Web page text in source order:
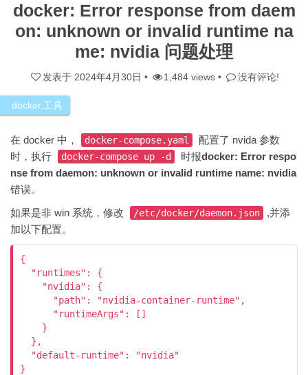
docker: Error response from daem
on: unknown or invalid runtime na
me: nvidia 问题处理
发表于 2024年4月30日 • 1,484 views • 没有评论!
docker, 工具
在 docker 中， docker-compose.yaml
配置了 nvida 参数
时，执行
docker-compose up -d 时报docker: Error respo
nse from daemon: unknown or invalid runtime name: nvidia
错误。
如果是非 win 系统，修改
/etc/docker/daemon.json
,并添
加以下配置。
{
  "runtimes": {
    "nvidia": {
      "path": "nvidia-container-runtime",
      "runtimeArgs": []
    }
  },
  "default-runtime": "nvidia"
}